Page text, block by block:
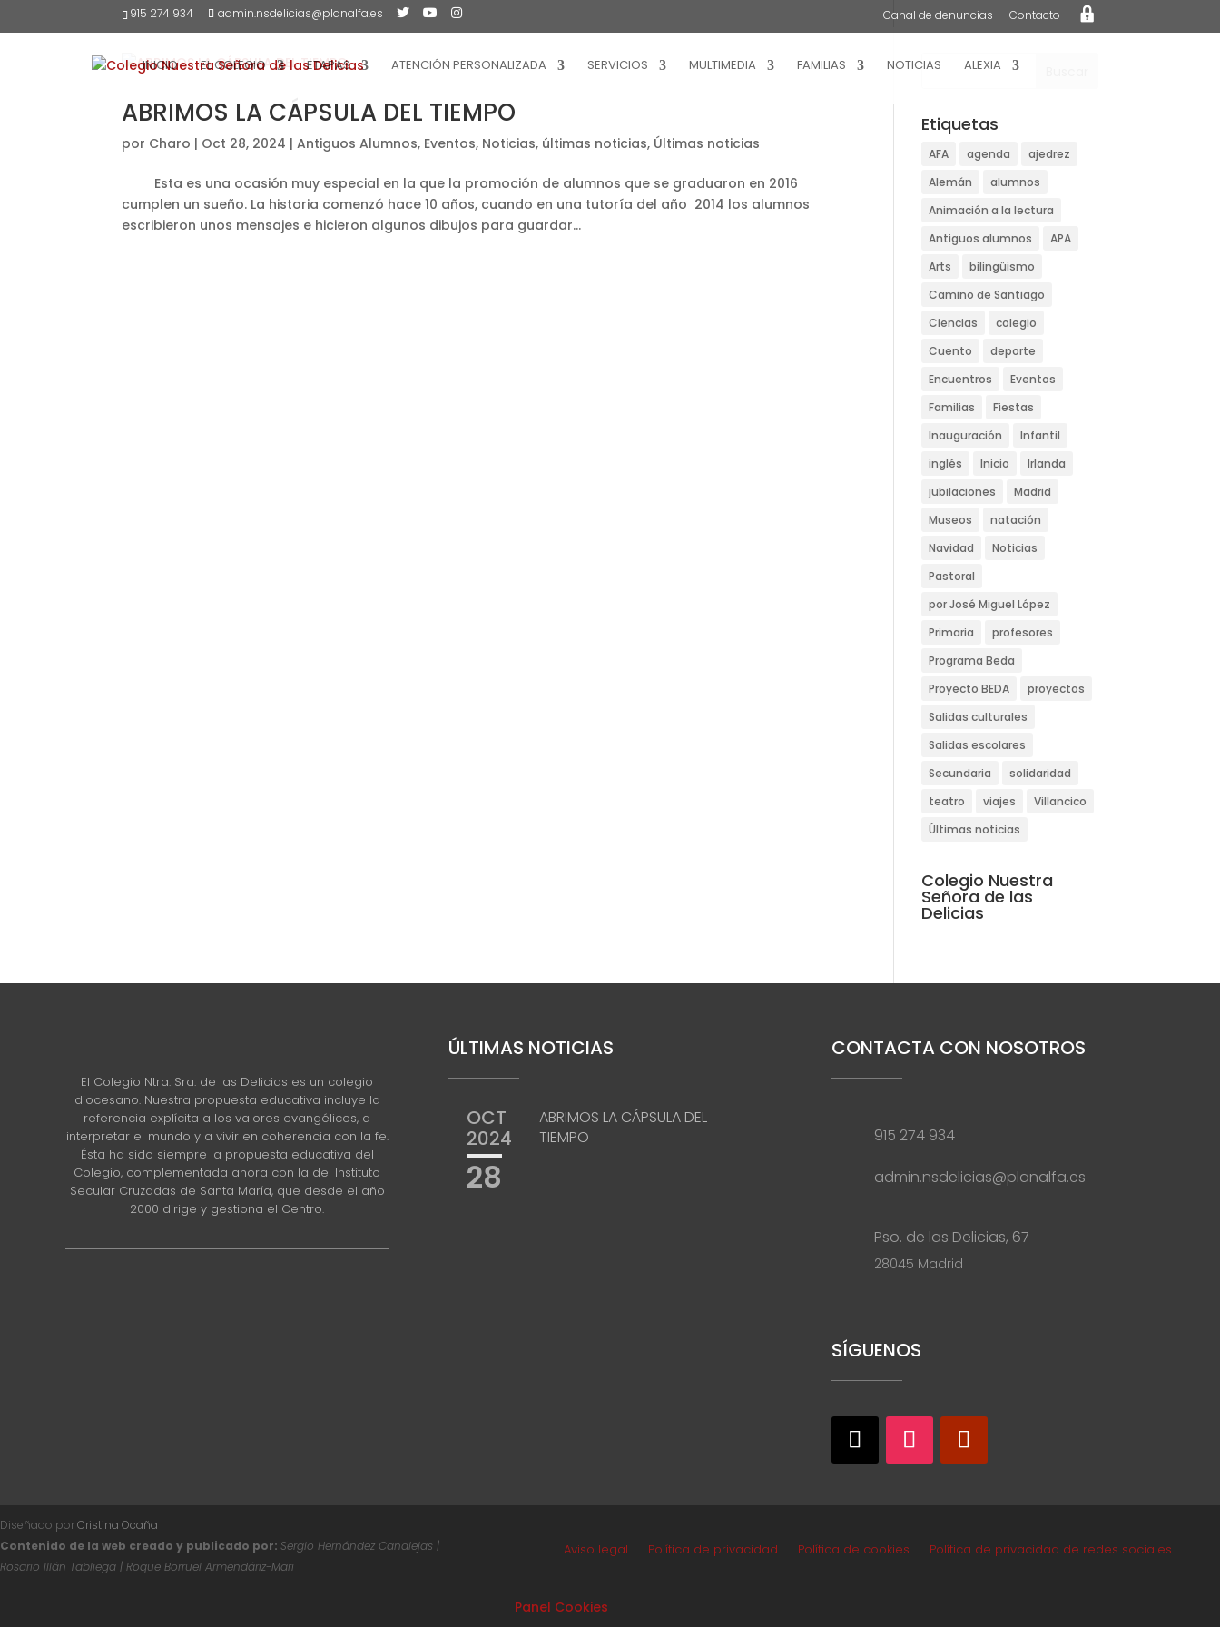
915 274 934 admin.nsdelicias@planalfa.es Canal de denuncias Contacto
g
INICIO EL COLEGIO ETAPAS ATENCIÓN PERSONALIZADA SERVICIOS MULTIMEDIA FAMILIAS NOTICIAS ALEXIA
ABRIMOS LA CÁPSULA DEL TIEMPO
por Charo | Oct 28, 2024 |Antiguos Alumnos, Eventos, Noticias, últimas noticias, Últimas noticias
Esta es una ocasión muy especial en la que la promoción de alumnos que se graduaron en 2016
cumplen un sueño. La historia comenzó hace 10 años, cuando en una tutoría del año 2014 los alumnos
escribieron unos mensajes e hicieron algunos dibujos para guardar...
Etiquetas
AFA agenda
ajedrez
Alemán
alumnos
Animación a la lectura
Antiguos alumnos
APA
Arts
bilingüismo
Camino de Santiago
Ciencias
colegio
Cuento
deporte
Encuentros
Eventos
Familias
Fiestas
Inauguración
Infantil
inglés
Inicio
Irlanda
jubilaciones
Madrid
Museos
natación
Navidad
Noticias
Pastoral
por José Miguel López
Primaria
profesores
Programa Beda
Proyecto BEDA
proyectos
Salidas culturales
Salidas escolares
Secundaria
solidaridad
teatro
viajes
Villancico
Últimas noticias
Colegio Nuestra
Señora de las
Delicias
El Colegio Ntra. Sra. de las Delicias es un colegio
diocesano. Nuestra propuesta educativa incluye la
referencia explícita a los valores evangélicos, a
interpretar el mundo y a vivir en coherencia con la fe.
Ésta ha sido siempre la propuesta educativa del
Colegio, complementada ahora con la del Instituto
Secular Cruzadas de Santa María, que desde el año
2000 dirige y gestiona el Centro.
ÚLTIMAS NOTICIAS
OCT
2024
28
ABRIMOS LA CÁPSULA DEL
TIEMPO
CONTACTA CON NOSOTROS
915 274 934
admin.nsdelicias@planalfa.es
Pso. de las Delicias, 67
28045 Madrid
SÍGUENOS
Diseñado porCristina Ocaña
Contenido de la web creado y publicado por: Sergio Hernández Canalejas |
Rosario Illán Tabliega | Roque Borruel Armendáriz-Mari
Aviso legal Política de privacidad Política de cookies Política de privacidad de redes sociales
Panel Cookies